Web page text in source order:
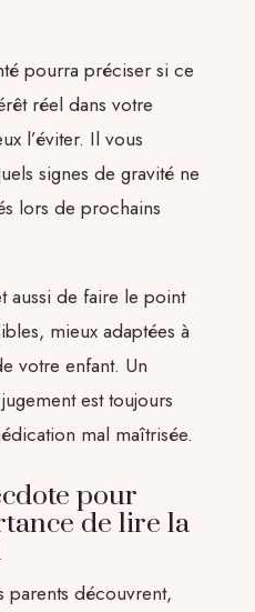
pourra préciser si ce
réel dans votre
l’éviter. Il vous
signes de gravité ne
lors de prochains
aussi de faire le point
mieux adaptées à
votre enfant. Un
est toujours
mal maîtrisée.
pour
de lire la
parents découvrent,